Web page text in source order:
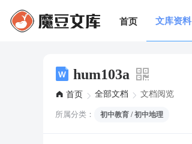
首页 文库资料
hum103a
首页 全部文档 文档阅览
所属分类：
初中教育 / 初中地理